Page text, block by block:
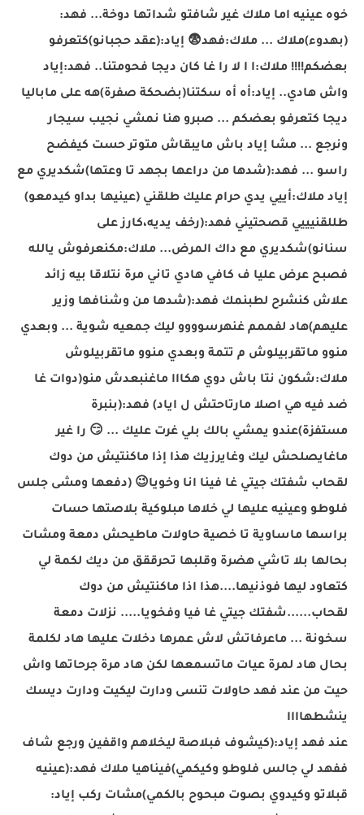
خوه عينيه اما ملاك غير شافتو شداتها دوخة... فهد:
(بهدوء)ملاك ... ملاك:فهد😨 إياد:(عقد حجبانو)كتعرفو
بعضكم!!!! ملاك:ا ا لا را غا كان ديجا فحومتنا.. فهد:إياد
واش هادي.. إياد:أه أه سكتنا(بضحكة صفرة)هه على ماباليا
ديجا كتعرفو بعضكم ... صبرو هنا نمشي نجيب سيجار
ونرجع ... مشا إياد باش مايبقاش متوتر حست كيفضح
راسو ... فهد:(شدها من دراعها بجهد تا وعتها)شكديري مع
إياد ملاك:أييي يدي حرام عليك طلقني (عينيها بداو كيدمعو)
طللقنيييي قصحتيني فهد:(رخف يديه،كارز على
سنانو)شكديري مع داك المرض... ملاك:مكنعرفوش يالله
فصبح عرض عليا ف كافي هادي تاني مرة نتلاقا بيه زائد
علاش كنشرح لطبنمك فهد:(شدها من وشنافها وزير
عليهم)هاد لفممم غنهرسوووو ليك جمعيه شوية ... وبعدي
منوو ماتقربيلوش م تتمة وبعدي منوو ماتقربيلوش
ملاك:شكون نتا باش دوي هكااا ماغنبعدش منو(دوات غا
ضد فيه هي اصلا مارتاحتش ل اياد) فهد:(بنبرة
مستفزة)عندو يمشي بالك بلي غرت عليك ... 😏 را غير
ماغايصلحش ليك وغايرزيك هذا إذا ماكنتيش من دوك
لقحاب شفتك جيتي غا فينا انا وخويا😉 (دفعها ومشى جلس
فلوطو وعينيه عليها لي خلاها مبلوكية بلاصتها حسات
براسها ماساوية تا خصية حاولات ماطيحش دمعة ومشات
بحالها بلا تاشي هضرة وقلبها تحرققق من ديك لكمة لي
كتعاود ليها فوذنيها....هذا اذا ماكنتيش من دوك
لقحاب......شفتك جيتي غا فيا وفخويا..... نزلات دمعة
سخونة ... ماعرفاتش لاش عمرها دخلات عليها هاد لكلمة
بحال هاد لمرة عيات ماتسمعها لكن هاد مرة جرحاتها واش
حيت من عند فهد حاولات تنسى ودارت ليكيت ودارت ديسك
ينشطهاااا
عند فهد إياد:(كيشوف فبلاصة ليخلاهم واقفين ورجع شاف
ففهد لي جالس فلوطو وكيكمي)فيناهيا ملاك فهد:(عينيه
قبلاتو وكيدوي بصوت مبحوح بالكمي)مشات ركب إياد: